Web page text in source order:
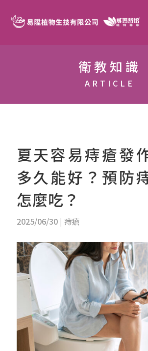
衛教知識
ARTICLE
夏天容易痔瘡發
多久能好？預防
怎麼吃？
2025/06/30| 痔瘡